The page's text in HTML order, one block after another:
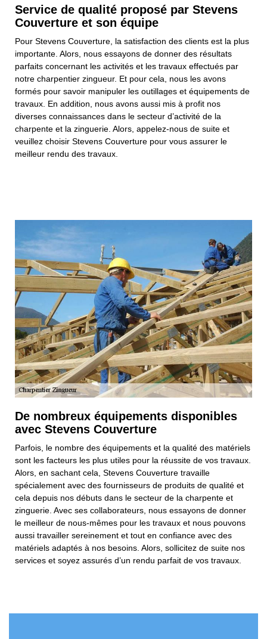
Service de qualité proposé par Stevens
Couverture et son équipe
Pour Stevens Couverture, la satisfaction des clients est la plus
importante. Alors, nous essayons de donner des résultats
parfaits concernant les activités et les travaux effectués par
notre charpentier zingueur. Et pour cela, nous les avons
formés pour savoir manipuler les outillages et équipements de
travaux. En addition, nous avons aussi mis à profit nos
diverses connaissances dans le secteur d’activité de la
charpente et la zinguerie. Alors, appelez-nous de suite et
veuillez choisir Stevens Couverture pour vous assurer le
meilleur rendu des travaux.
De nombreux équipements disponibles
avec Stevens Couverture
Parfois, le nombre des équipements et la qualité des matériels
sont les facteurs les plus utiles pour la réussite de vos travaux.
Alors, en sachant cela, Stevens Couverture travaille
spécialement avec des fournisseurs de produits de qualité et
cela depuis nos débuts dans le secteur de la charpente et
zinguerie. Avec ses collaborateurs, nous essayons de donner
le meilleur de nous-mêmes pour les travaux et nous pouvons
aussi travailler sereinement et tout en confiance avec des
matériels adaptés à nos besoins. Alors, sollicitez de suite nos
services et soyez assurés d’un rendu parfait de vos travaux.